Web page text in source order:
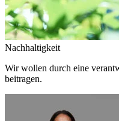
Nachhaltigkeit
Wir wollen durch eine
beitragen.